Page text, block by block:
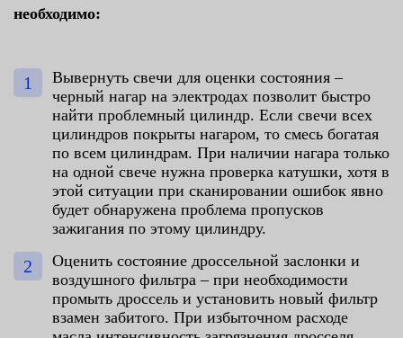
необходимо:
Вывернуть свечи для оценки состояния –
черный нагар на электродах позволит быстро
найти проблемный цилиндр. Если свечи всех
цилиндров покрыты нагаром, то смесь богатая
по всем цилиндрам. При наличии нагара только
на одной свече нужна проверка катушки, хотя в
этой ситуации при сканировании ошибок явно
будет обнаружена проблема пропусков
зажигания по этому цилиндру.
Оценить состояние дроссельной заслонки и
воздушного фильтра – при необходимости
промыть дроссель и установить новый фильтр
взамен забитого. При избыточном расходе